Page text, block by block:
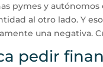
pymes y
al otro lado. Y
una negativa.
pedir